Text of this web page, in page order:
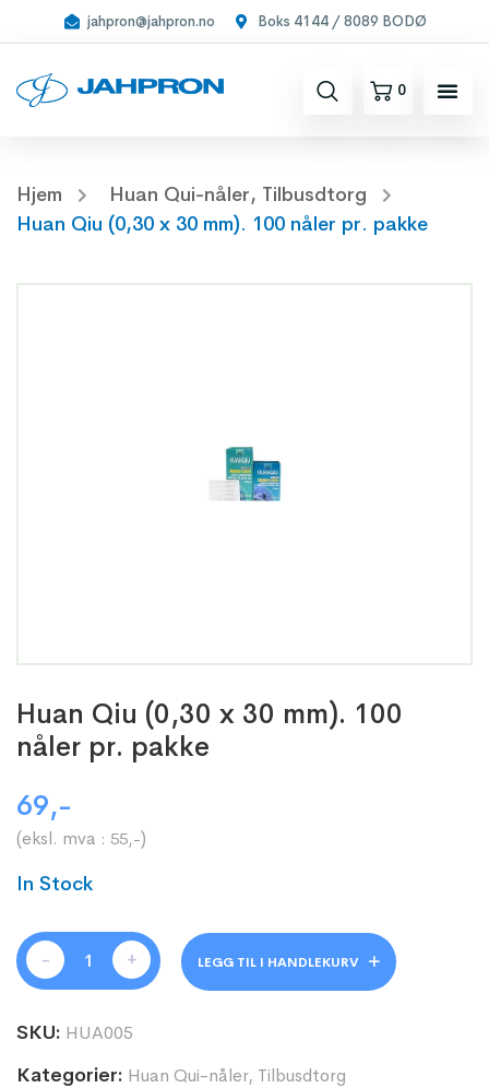
jahpron@jahpron.no Boks 4144 / 8089 BODØ
0
Hjem Huan Qui-nåler, Tilbusdtorg
Huan Qiu (0,30 x 30 mm). 100 nåler pr. pakke
Huan Qiu (0,30 x 30 mm). 100
nåler pr. pakke
69,-
(eksl. mva : 55,-)
In Stock
- + LEGG TIL I HANDLEKURV
SKU: HUA005
Kategorier: Huan Qui-nåler, Tilbusdtorg